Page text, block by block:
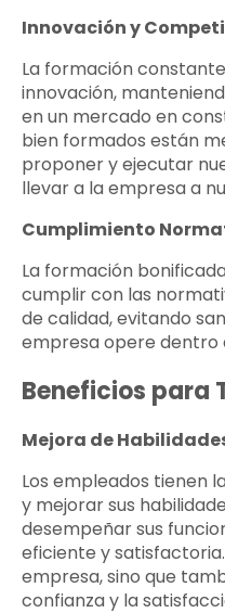
Innovación y
La formación
innovación,
en un mercado en
bien formados están
proponer y ejecutar
llevar a la empresa a
Cumplimiento
La formación
cumplir con las
de calidad, evitando
empresa opere dentro
Beneficios para
Mejora de
Los empleados tienen
y mejorar sus
desempeñar sus
eficiente y
empresa, sino que
confianza y la